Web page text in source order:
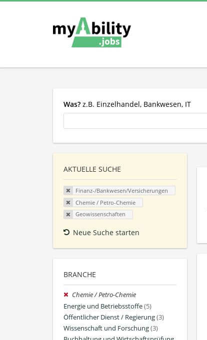
Was? z.B. Einzelhandel, Bankwesen, IT
AKTUELLE SUCHE
Finanz-/Bankwesen/Versicherungen
Chemie / Petro-Chemie
Geowissenschaften
Neue Suche starten
BRANCHE
Chemie / Petro-Chemie
Energie und Betriebsstoffe(5)
Öffentlicher Dienst / Regierung(3)
Wissenschaft und Forschung(3)